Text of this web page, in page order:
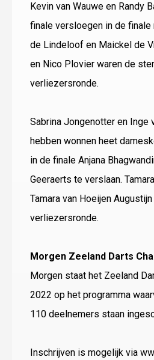
Kevin van Wauwe en Randy
finale versloegen in de finale
de Lindeloof en Maickel de
en Nico Plovier waren de
verliezersronde.
Sabrina Jongenotter en Inge
hebben wonnen heet
in de finale Anjana
Geeraerts te verslaan.
Tamara van Hoeijen
verliezersronde.
Morgen Zeeland Darts
Morgen staat het Zeeland
2022 op het programma
110 deelnemers staan
Inschrijven is mogelijk via